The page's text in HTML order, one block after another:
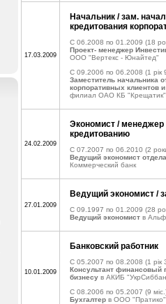
17.03.2009
Начальник / зам.
кредитования
C 06.2008 по 01.2009 (18
Проект- менеджер
ООО "Вертекс - Юнайтед"
C 09.2006 по 06.2008 (1 рік
Заместитель начальника
корпоративных клиентов
филиал ОАО КБ "Крещатик"
24.02.2009
Экономист / менеджер
кредитованию
C 07.2007 по 06.2010 (2
Ведущий экономист
Коммерческий банк
27.01.2009
Ведущий экономист /
C 09.1997 по 01.2009 (28
Ведущий экономист в
10.01.2009
Банковский работник
C 05.2007 по 08.2008 (1 рік
Консультант финансовый
бизнесу в АКИБ
C 08.2006 по 05.2007 (9
Бухгалтер в ООО "Пратико"